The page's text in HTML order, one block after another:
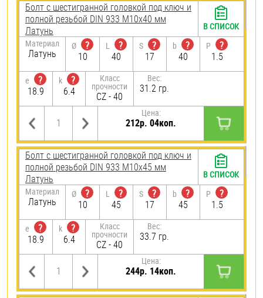
Болт с шестигранной головкой под ключ и
полной резьбой DIN 933 М10х40 мм
Латунь
Материал
Латунь
Ø
?
10
L
?
40
S
?
17
b
?
40
P
?
1.5
e
?
18.9
k
?
6.4
Класс
прочности
CZ - 40
Вес:
31.2 гр.
Цена:
212р. 04коп.
В СПИСОК
Болт с шестигранной головкой под ключ и
полной резьбой DIN 933 М10х45 мм
Латунь
Материал
Латунь
Ø
?
10
L
?
45
S
?
17
b
?
45
P
?
1.5
e
?
18.9
k
?
6.4
Класс
прочности
CZ - 40
Вес:
33.7 гр.
Цена:
244р. 14коп.
В СПИСОК